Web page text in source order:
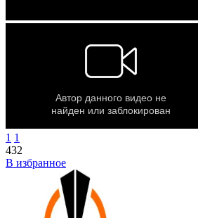
1 1
432
В избранное